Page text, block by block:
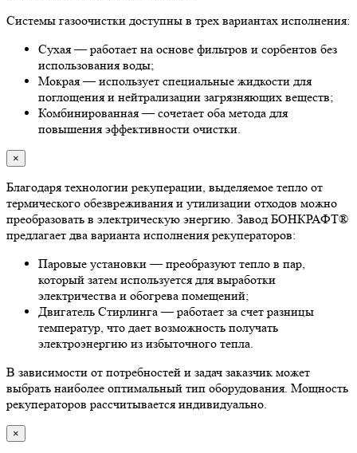
Системы газоочистки доступны в трех вариантах исполнения:
Сухая — работает на основе фильтров и сорбентов без
использования воды;
Мокрая — использует специальные жидкости для
поглощения и нейтрализации загрязняющих веществ;
Комбинированная — сочетает оба метода для
повышения эффективности очистки.
×
Благодаря технологии рекуперации, выделяемое тепло от
термического обезвреживания и утилизации отходов можно
преобразовать в электрическую энергию. Завод БОНКРАФТ®
предлагает два варианта исполнения рекуператоров:
Паровые установки — преобразуют тепло в пар,
который затем используется для выработки
электричества и обогрева помещений;
Двигатель Стирлинга — работает за счет разницы
температур, что дает возможность получать
электроэнергию из избыточного тепла.
В зависимости от потребностей и задач заказчик может
выбрать наиболее оптимальный тип оборудования. Мощность
рекуператоров рассчитывается индивидуально.
×